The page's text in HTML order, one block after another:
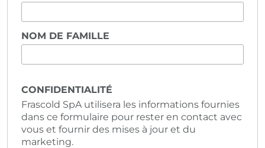
NOM DE FAMILLE
CONFIDENTIALITÉ
Frascold SpA utilisera les informations fournies
dans ce formulaire pour rester en contact avec
vous et fournir des mises à jour et du
marketing.